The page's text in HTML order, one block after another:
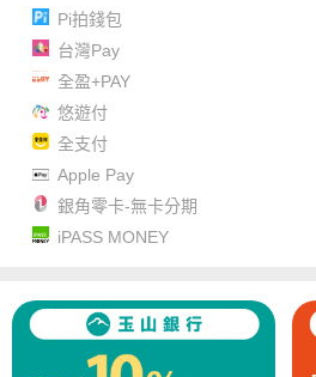
Pi拍錢包
台灣Pay
全盈+PAY
悠遊付
全支付
Apple Pay
銀角零卡-無卡分期
iPASS MONEY